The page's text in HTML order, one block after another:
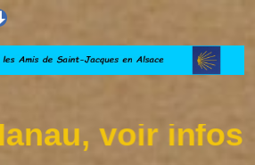
voir infos